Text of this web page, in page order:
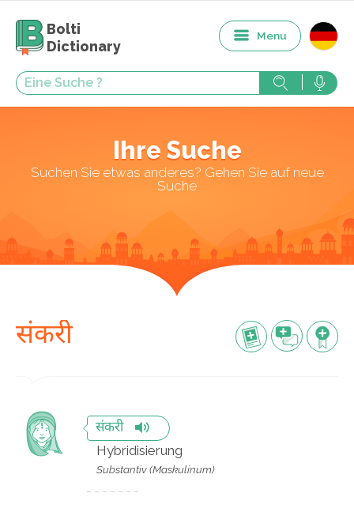
Bolti
Dictionary
Menu
Ihre Suche
Suchen Sie etwas anderes? Gehen Sie auf neue
Suche
संकरी
संकरी
Hybridisierung
Substantiv (Maskulinum)